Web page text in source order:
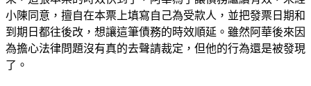
小陳同意，擅自在本票上填寫自己為受款人，並把發票日期和
到期日都往後改，想讓這筆債務的時效順延。雖然阿華後來因
為擔心法律問題沒有真的去聲請裁定，但他的行為還是被發現
了。